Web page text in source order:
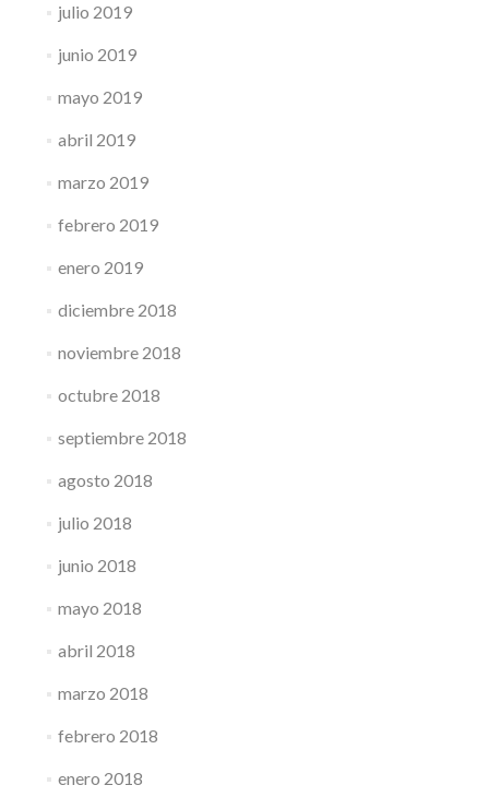
julio 2019
junio 2019
mayo 2019
abril 2019
marzo 2019
febrero 2019
enero 2019
diciembre 2018
noviembre 2018
octubre 2018
septiembre 2018
agosto 2018
julio 2018
junio 2018
mayo 2018
abril 2018
marzo 2018
febrero 2018
enero 2018